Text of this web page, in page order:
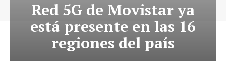
Red 5G de Movistar ya
está presente en las 16
regiones del país